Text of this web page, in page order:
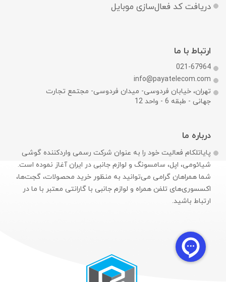
دریافت کد فعال‌سازی موبایل
ارتباط با ما
021-67964
info@payatelecom.com
تهران، خیابان فردوسی- میدان فردوسی- مجتمع تجارت
جهانی - طبقه 6 - واحد 12
درباره ما
پایاتلکام فعالیت خود را به عنوان شرکت رسمی وارد‌کننده گوشی
شیائومی، اپل، سامسونگ و لوازم جانبی در ایران آغاز نموده است.
شما همراهان گرامی می‌توانید به منظور خرید محصولات، گجت‌ها،
اکسسوری‌های تلفن همراه و لوازم جانبی با گارانتی معتبر با ما در
ارتباط باشید.